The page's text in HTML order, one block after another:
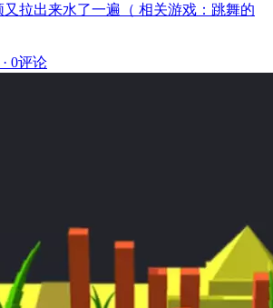
拉出来水了一遍（ 相关游戏：跳舞的
· 0评论